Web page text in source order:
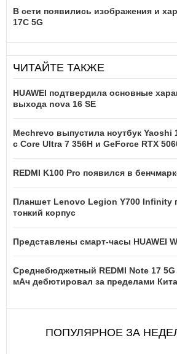
В сети появились изображения и
17C 5G
ЧИТАЙТЕ ТАКЖЕ
HUAWEI подтвердила основные
выхода nova 16 SE
Mechrevo выпустила ноутбук Yaoshi
с Core Ultra 7 356H и GeForce RTX
REDMI K100 Pro появился в
Планшет Lenovo Legion Y700 Infinity
тонкий корпус
Представлены смарт-часы HUAWEI
Среднебюджетный REDMI Note 17 5G
мАч дебютировал за пределами
ПОПУЛЯРНОЕ ЗА